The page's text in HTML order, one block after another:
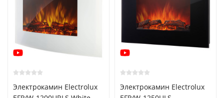
Электрокамин Electrolux
Электрокамин Electrolux